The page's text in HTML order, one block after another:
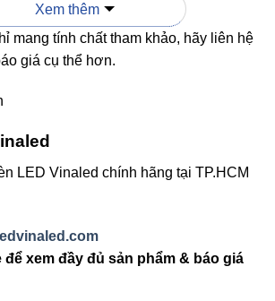
tin chọn VinaLed?
bị chiếu sáng thông thường,
bền
việc, đọc sách hay thư giãn.
năng tới 60%:So với bóng huỳnh
Xem thêm
mang tính chất tham khảo, hãy liên hệ
giá cụ thể hơn.
LED Vinaled chính hãng tại TP.HCM
để xem đầy đủ sản phẩm & báo giá